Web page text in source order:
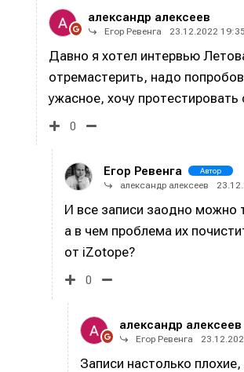
Информация
О проекте Реклама
Редакционная политика (в разработке)
Предложение новостей Помощь проекту
Информация
О проекте Реклама
Редакционная политика (в разработке)
Предложение новостей Помощь проекту
александр алексеев
Егор Ревенга 23.12.2022 19:35
Давно я хотел интервью
отремастерить, надо
ужасное, хочу протестировать
0
Егор Ревенга Автор
александр алексеев
И все записи заодно можно
а в чем проблема их
от iZotope?
0
александр алексеев
Егор Ревенга
Записи настолько